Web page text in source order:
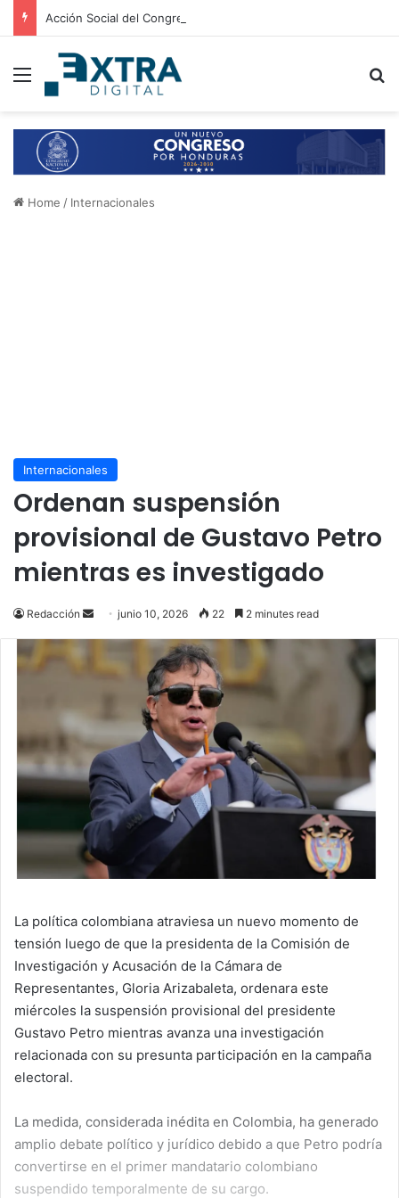
Menu
Home / Internacionales
Internacionales
Ordenan suspensión
provisional de Gustavo Petro
mientras es investigado
Redacción
Sendjunio 10, 2026 22 2 minutes read
La política colombiana atraviesa un nuevo momento de
tensión luego de que la presidenta de la Comisión de
Investigación y Acusación de la Cámara de
Representantes, Gloria Arizabaleta, ordenara este
miércoles la suspensión provisional del presidente
Gustavo Petro mientras avanza una investigación
relacionada con su presunta participación en la campaña
electoral.
La medida, considerada inédita en Colombia, ha generado
amplio debate político y jurídico debido a que Petro podría
convertirse en el primer mandatario colombiano
suspendido temporalmente de su cargo.